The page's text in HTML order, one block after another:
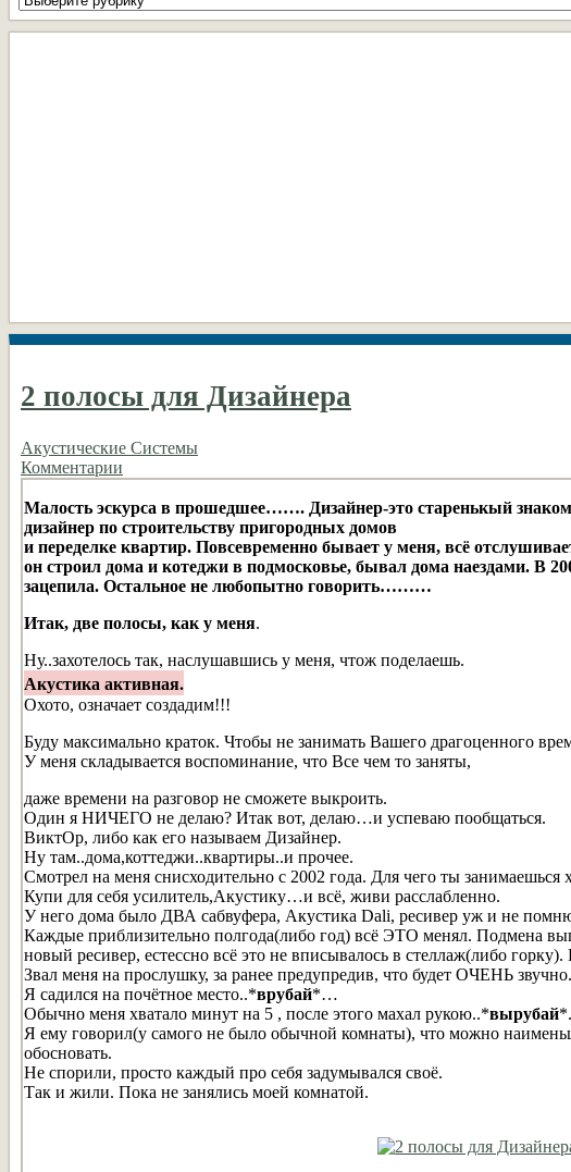
рубрики
DIY
2 полосы для Дизайнера
Акустические Системы
Комментарии
Малость эскурса в прошедшее……. Дизайнер-это старенькый
дизайнер по строительству пригородных домов
и переделке квартир. Повсевременно бывает у меня, всё
он строил дома и котеджи в подмосковье, бывал дома наездами. В
зацепила. Остальное не любопытно говорить………
Итак, две полосы, как у меня.
Ну..захотелось так, наслушавшись у меня, чтож поделаешь.
Акустика активная.
Охото, означает создадим!!!
Буду максимально краток. Чтобы не занимать Вашего драгоценного
У меня складывается воспоминание, что Все чем то заняты,
даже времени на разговор не сможете выкроить.
Один я НИЧЕГО не делаю? Итак вот, делаю…и успеваю пообщаться.
ВиктОр, либо как его называем Дизайнер.
Ну там..дома,коттеджи..квартиры..и прочее.
Смотрел на меня снисходительно с 2002 года. Для чего ты занимаешься
Купи для себя усилитель,Акустику…и всё, живи расслабленно.
У него дома было ДВА сабвуфера, Акустика Dali, ресивер уж и не
Каждые приблизительно полгода(либо год) всё ЭТО менял. Подмена
новый ресивер, естессно всё это не вписывалось в стеллаж(либо
Звал меня на прослушку, за ранее предупредив, что будет ОЧЕНЬ звучно.
Я садился на почётное место..*врубай*…
Обычно меня хватало минут на 5 , после этого махал рукою..*вырубай
Я ему говорил(у самого не было обычной комнаты), что можно
обосновать.
Не спорили, просто каждый про себя задумывался своё.
Так и жили. Пока не занялись моей комнатой.